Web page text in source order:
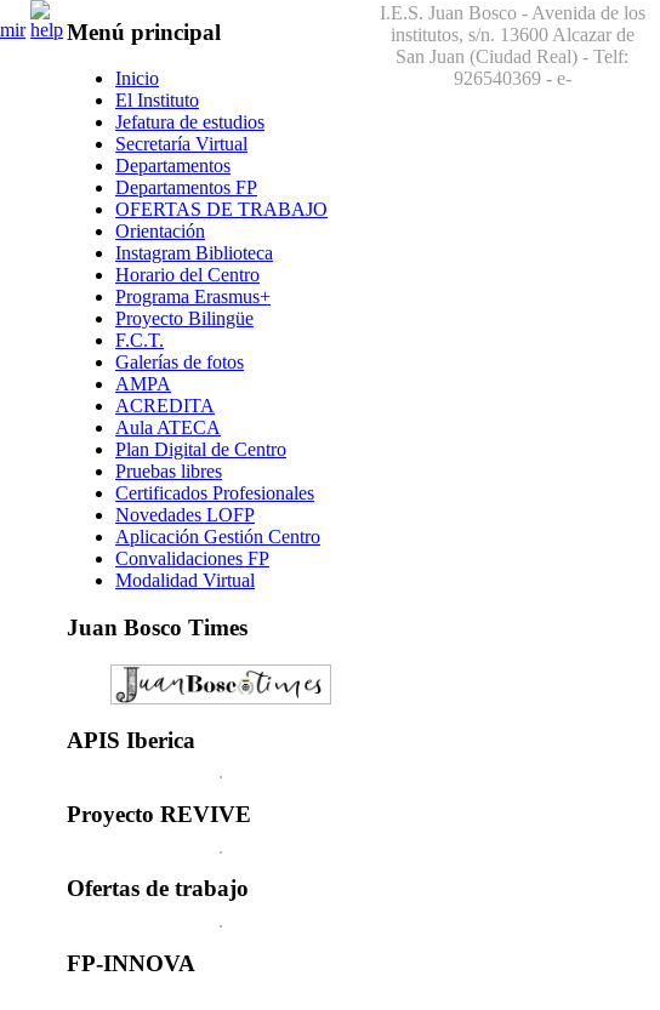
Menú principal
Inicio
El Instituto
Jefatura de estudios
Secretaría Virtual
Departamentos
Departamentos FP
OFERTAS DE TRABAJO
Orientación
Instagram Biblioteca
Horario del Centro
Programa Erasmus+
Proyecto Bilingüe
F.C.T.
Galerías de fotos
AMPA
ACREDITA
Aula ATECA
Plan Digital de Centro
Pruebas libres
Certificados Profesionales
Novedades LOFP
Aplicación Gestión Centro
Convalidaciones FP
Modalidad Virtual
Juan Bosco Times
APIS Iberica
Proyecto REVIVE
Ofertas de trabajo
FP-INNOVA
I.E.S. Juan Bosco - Avenida de los
institutos, s/n. 13600 Alcazar de
San Juan (Ciudad Real) - Telf:
926540369- e-